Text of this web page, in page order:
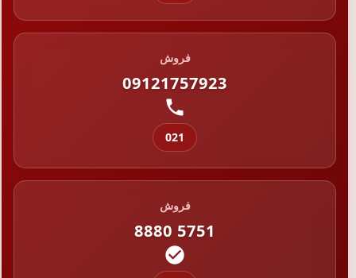
فروش
09121757923
021
فروش
8880 5751